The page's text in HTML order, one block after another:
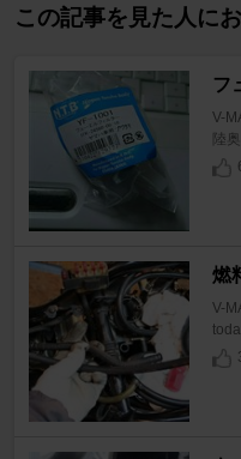
この記事を見た人に
フ
V-
陸
燃
V-